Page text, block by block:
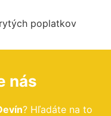
poplatkov
nás
? Hľadáte na to